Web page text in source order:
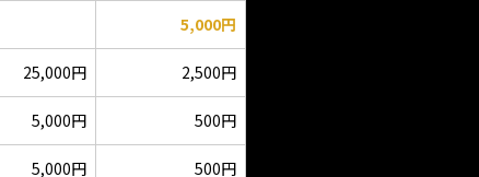
5,000円
25,000円 2,500円
5,000円 500円
5,000円 500円